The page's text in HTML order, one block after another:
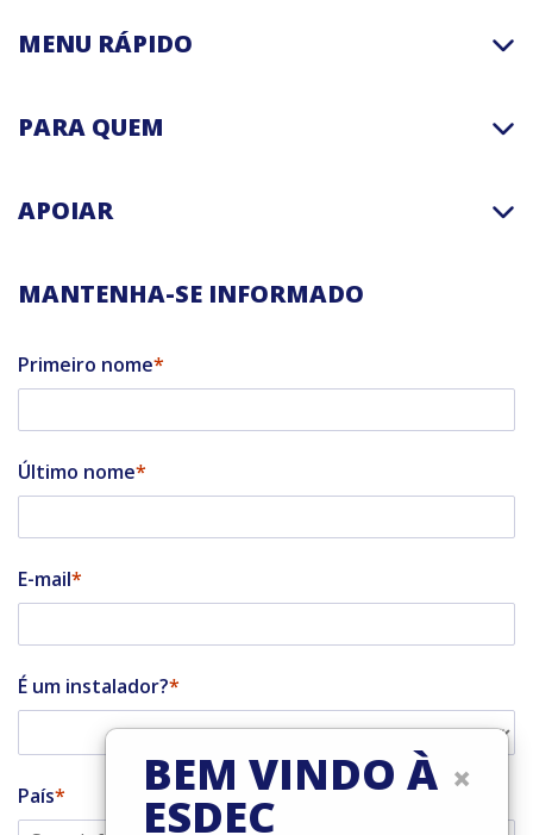
MENU RÁPIDO
PARA QUEM
APOIAR
MANTENHA-SE INFORMADO
Primeiro nome
Último nome
E-mail
É um instalador?
País ×
BEM VINDO À
ESDEC